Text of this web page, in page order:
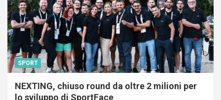
SPORT
NEXTING, chiuso round da oltre 2 milioni per
lo sviluppo di SportFace